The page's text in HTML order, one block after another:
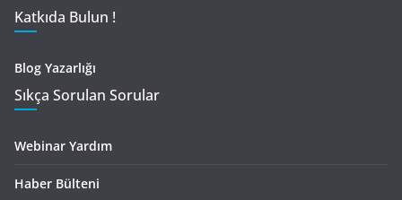
Katkıda Bulun !
Blog Yazarlığı
Sıkça Sorulan Sorular
Webinar Yardım
Haber Bülteni